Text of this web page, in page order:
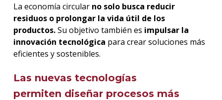
La economía circular no solo busca reducir
residuos o prolongar la vida útil de los
productos.Su objetivo también es impulsar la
innovación tecnológica para crear soluciones más
eficientes y sostenibles.
Las nuevas tecnologías
permiten diseñar procesos más